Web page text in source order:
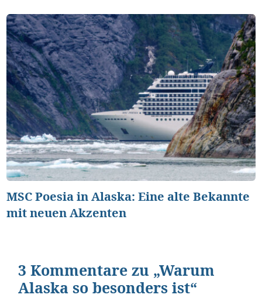
MSC Poesia in Alaska: Eine alte Bekannte
mit neuen Akzenten
3 Kommentare zu „Warum
Alaska so besonders ist“